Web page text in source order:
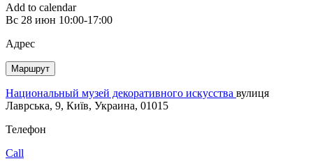
Add to calendar
Вс 28 июн 10:00-17:00
Адрес
Маршрут
Национальный музей декоративного искусства вулиця
Лаврська, 9, Київ, Украина, 01015
Телефон
Call